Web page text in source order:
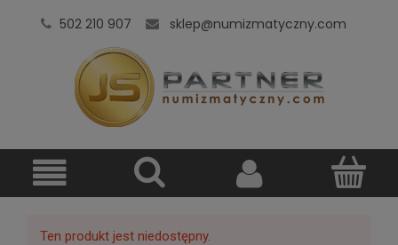
502 210 907 sklep@numizmatyczny.com
Ten produkt jest niedostępny.